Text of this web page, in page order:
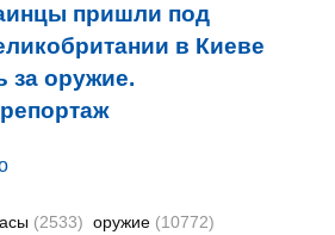
пришли под
в Киеве
за оружие.
(2533) оружие (10772)